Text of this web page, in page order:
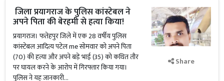
जिला प्रयागराज के पुलिस कांस्टेबल ने
अपने पिता की बेरहमी से हत्या किया!
प्रयागराज। फतेहपुर जिले में एक 28 वर्षीय पुलिस
कांस्टेबल आदित्य पटेल me सोमवार को अपने पिता
(70) की हत्या और अपने बड़े भाई (35) को कथित तौर
पर घायल करने के आरोप में गिरफ्तार किया गया।
पुलिस ने यह जानकारी...
Share